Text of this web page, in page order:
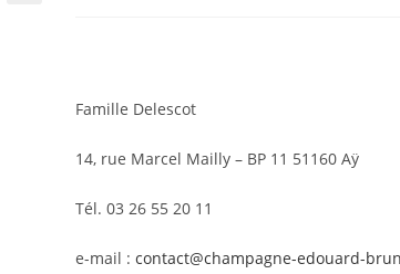
Famille Delescot
14, rue Marcel Mailly – BP 11 51160 Aÿ
Tél. 03 26 55 20 11
e-mail : contact@champagne-edouard-